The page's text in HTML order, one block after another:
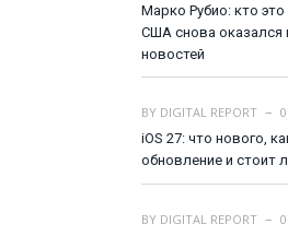
Марко Рубио: кто это
США снова оказался
новостей
BY DIGITAL REPORT
iOS 27: что нового,
обновление и стоит
BY DIGITAL REPORT